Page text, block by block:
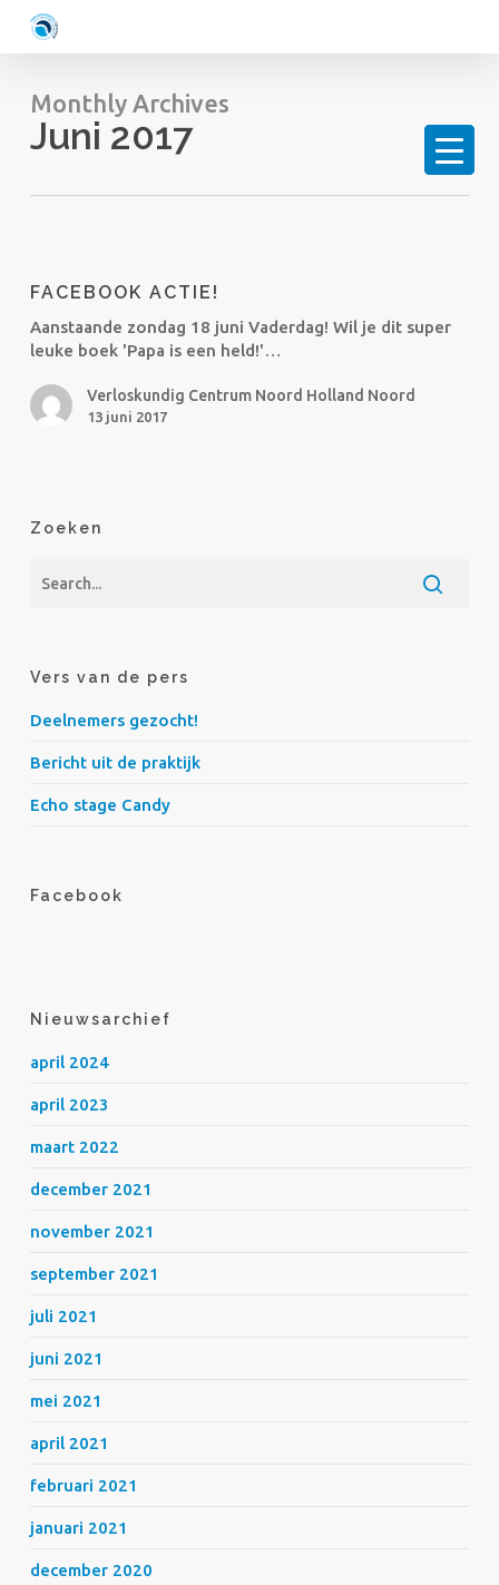
main
Monthly Archives
Juni 2017
FACEBOOK ACTIE!
Aanstaande zondag 18 juni Vaderdag! Wil je dit super
leuke boek 'Papa is een held!'…
Verloskundig Centrum Noord Holland Noord
13 juni 2017
Zoeken
Vers van de pers
Deelnemers gezocht!
Bericht uit de praktijk
Echo stage Candy
Facebook
Nieuwsarchief
april 2024
april 2023
maart 2022
december 2021
november 2021
september 2021
juli 2021
juni 2021
mei 2021
april 2021
februari 2021
januari 2021
december 2020